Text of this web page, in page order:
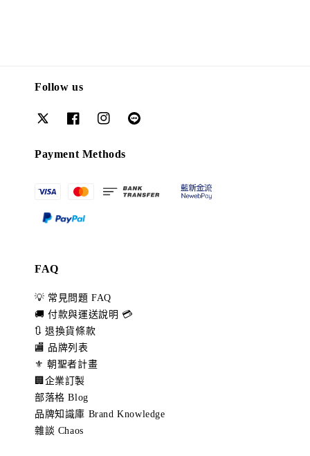
Follow us
Payment Methods
FAQ
💡 常見問題 FAQ
🚚 付款與運送說明 💳
🔃 退換貨條款
🏬 品牌列表
⚜️ 朝聖者計畫
🏢企業訂製
部落格 Blog
品牌知識庫 Brand Knowledge
雜談 Chaos